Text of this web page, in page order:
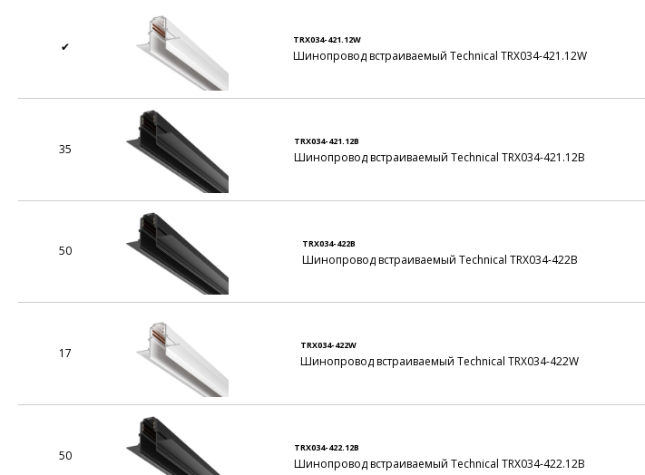
✔ TRX034-421.12W
Шинопровод встраиваемый Technical TRX034-421.12W
35 TRX034-421.12B
Шинопровод встраиваемый Technical TRX034-421.12B
50 TRX034-422B
Шинопровод встраиваемый Technical TRX034-422B
17 TRX034-422W
Шинопровод встраиваемый Technical TRX034-422W
50 TRX034-422.12B
Шинопровод встраиваемый Technical TRX034-422.12B